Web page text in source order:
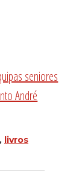
seniores
André
, livros